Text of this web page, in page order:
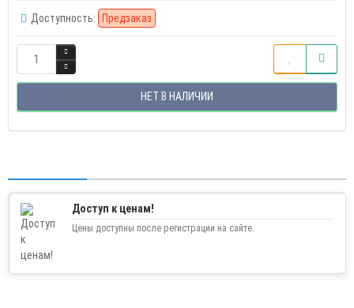
Доступность: Предзаказ
НЕТ В НАЛИЧИИ
Доступ к ценам!
Цены доступны после регистрации на сайте.